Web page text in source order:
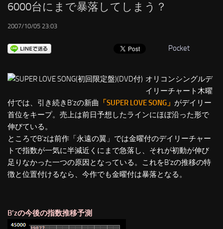
LINKS
6000台にまで暴落してしまう？
2007/10/05 23:03
Pocket
オリコンシングルデ
イリーチャート木曜
付では、引き続きB’zの新曲
「SUPER LOVE SONG」 がデイリー
首位をキープ。売上は前日予想したラインにほぼ沿った形で
伸びている。
ところでB’zは前作「永遠の翼」では金曜付のデイリーチャー
トで指数が一気に半減近くにまで急落し、それが初動が伸び
足りなかった一つの原因となっている。これをB’zの推移の特
徴と位置付けるなら、今作でも金曜付は暴落となる。
B’zの今後の指数推移予測